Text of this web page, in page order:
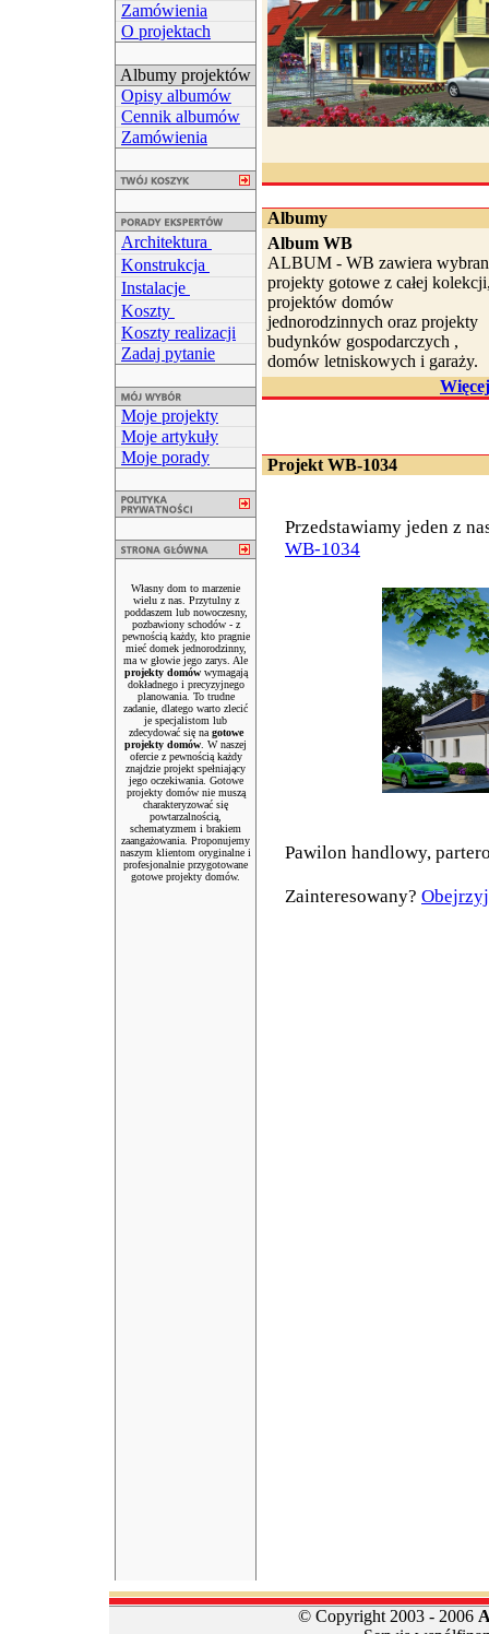
Zamówienia
O projektach
Albumy projektów
Opisy albumów
Cennik albumów
Zamówienia
Architektura
Konstrukcja
Instalacje
Koszty
Koszty realizacji
Zadaj pytanie
Moje projekty
Moje artykuły
Moje porady
Własny dom to marzenie
wielu z nas. Przytulny z
poddaszem lub nowoczesny,
pozbawiony schodów - z
pewnością każdy, kto pragnie
mieć domek jednorodzinny,
ma w głowie jego zarys. Ale
projekty domówwymagają
dokładnego i precyzyjnego
planowania. To trudne
zadanie, dlatego warto zlecić
je specjalistom lub
zdecydować się na gotowe
projekty domów . W naszej
ofercie z pewnością każdy
znajdzie projekt spełniający
jego oczekiwania. Gotowe
projekty domów nie muszą
charakteryzować się
powtarzalnością,
schematyzmem i brakiem
zaangażowania. Proponujemy
naszym klientom oryginalne i
profesjonalnie przygotowane
gotowe projekty domów.
Albumy
Album WB
ALBUM - WB zawiera
projekty gotowe z całej
projektów domów
jednorodzinnych oraz projekty
budynków gospodarczych ,
domów letniskowych i garaży.
Projekt WB-1034
Przedstawiamy jeden z
WB-1034
Pawilon handlowy,
Zainteresowany? Obejrzyj
© Copyright 2003 - 2006